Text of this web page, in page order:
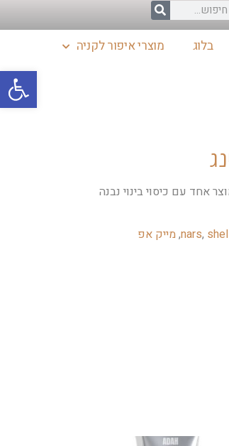
פתח
בלוג
מוצרי איפור לקניה
אחד עם כיסוי בינוי נבנה
nars,
,מייק אפ